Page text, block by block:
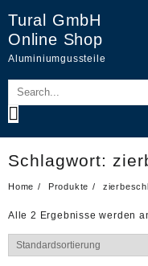
content
Tural GmbH
Online Shop
Aluminiumgussteile
Schlagwort:
Home Produkte
Alle 2 Ergebnisse werden